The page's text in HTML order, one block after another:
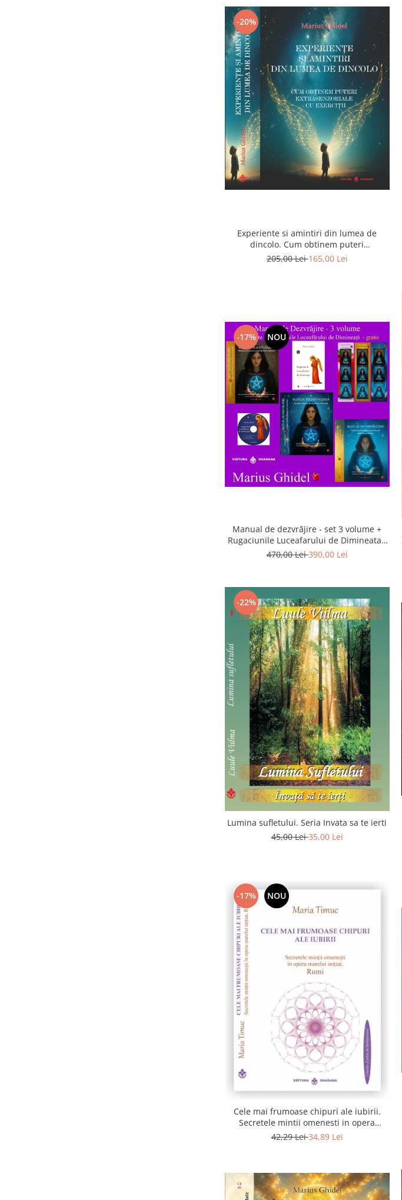
-20%
Experiente si amintiri din lumea de
dincolo. Cum obtinem puteri
extrasenzoriale - cu exercitii
205,00 Lei165,00 Lei
-17% NOU
Manual de dezvrăjire - set 3 volume +
Rugaciunile Luceafarului de Dimineata -
Gratuit)
470,00 Lei390,00 Lei
-22%
Lumina sufletului. Seria Invata sa te ierti
45,00 Lei35,00 Lei
-17% NOU
Cele mai frumoase chipuri ale iubirii.
Secretele mintii omenesti in opera
marelui initiat, Rumi
42,29 Lei34,89 Lei